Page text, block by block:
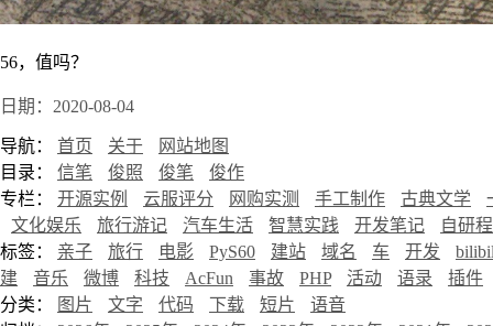
56，值吗？
日期：2020-08-04
导航： 首页 关于
网站地图
目录： 信笔 俊照 俊笔
俊作
专栏： 开源实例 云服评分 网购实测 手工制作 古典文学
文化娱乐
旅行游记 汽车生活 智慧实践 开发笔记
自研
标签： 亲子 旅行 电影 PyS60 建站 域名 车 开发
建
音乐 微博 科技 AcFun 事故 PHP 活动 语录
插件
分类：
图片 文字 代码 下载 短片
语音